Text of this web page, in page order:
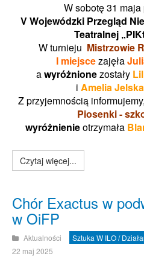
W sobotę 31
V Wojewódzki Przegląd
Teatralnej
W turnieju Mistrzowie
I miejscezajęła
awyróżnionezostały
i Amelia Jelska
Z przyjemnością
Piosenki -
wyróżnienieotrzymała
Czytaj więcej...
Chór Exactus w
w OiFP
Aktualności
Sztuka W ILO /
22 maj 2025